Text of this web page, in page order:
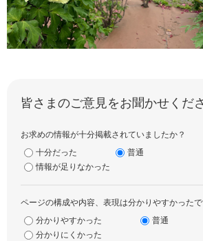
皆さまのご意見をお聞かせくだ
お求めの情報が十分掲載されていましたか？
十分だった
普通
情報が足りなかった
ページの構成や内容、表現は分かりやすかったで
分かりやすかった
普通
分かりにくかった